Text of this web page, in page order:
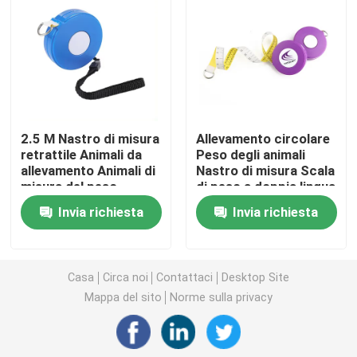
Misura di nastro del diametro
Nastro di misurazione del peso animale
Misura di nastro ritrattabile del corpo
calibro del grasso corporeo
Nastro di misurazione di carta
misura di nastro d'acciaio
2.5 M Nastro di misura
retrattile Animali da
allevamento Animali di
misura del peso
corporeo Nastro di
misura per cliniche
veterinarie
Invia richiesta
Allevamento circolare
Peso degli animali
Nastro di misura Scala
di peso a doppia lingua
per cliniche veterinarie
Invia richiesta
Casa Circa noi Contattaci
Desktop Site
Mappa del sito
Norme sulla privacy